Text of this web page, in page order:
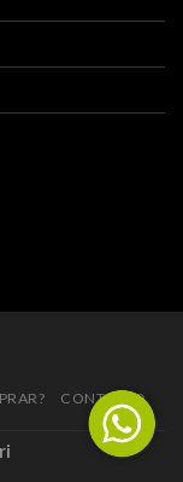
CONTACTO